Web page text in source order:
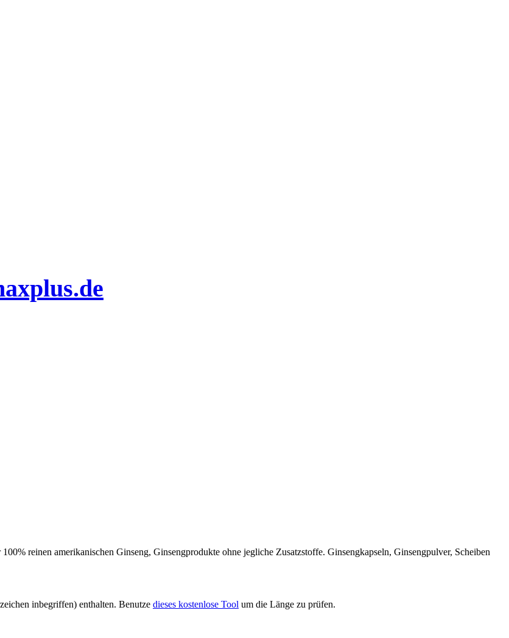
reinen amerikanischen Ginseng, Ginsengprodukte ohne jegliche Zusatzstoffe. Ginsengkapseln, Ginsengpulver, Scheiben
inbegriffen) enthalten. Benutze dieses kostenlose Tool um die Länge zu prüfen.